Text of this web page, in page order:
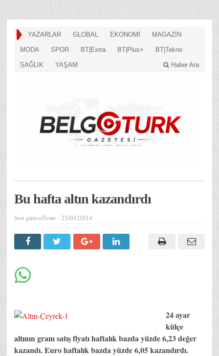
YAZARLAR GLOBAL EKONOMİ MAGAZİN
MODA SPOR BT|Extra BT|Plus+ BT|Tekno
SAĞLIK YAŞAM Haber Ara
Bu hafta altın kazandırdı
Son güncelleme :25/01/2014
24 ayar
külçe
altının gram satış fiyatı haftalık bazda yüzde 6,23 değer
kazandı. Euro haftalık bazda yüzde 6,05 kazandırdı.